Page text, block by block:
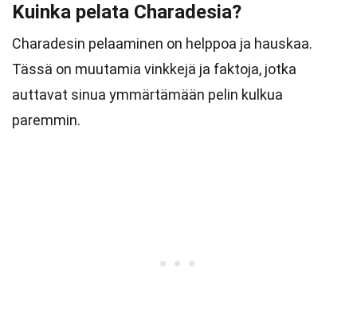
Kuinka pelata Charadesia?
Charadesin pelaaminen on helppoa ja hauskaa.
Tässä on muutamia vinkkejä ja faktoja, jotka
auttavat sinua ymmärtämään pelin kulkua
paremmin.